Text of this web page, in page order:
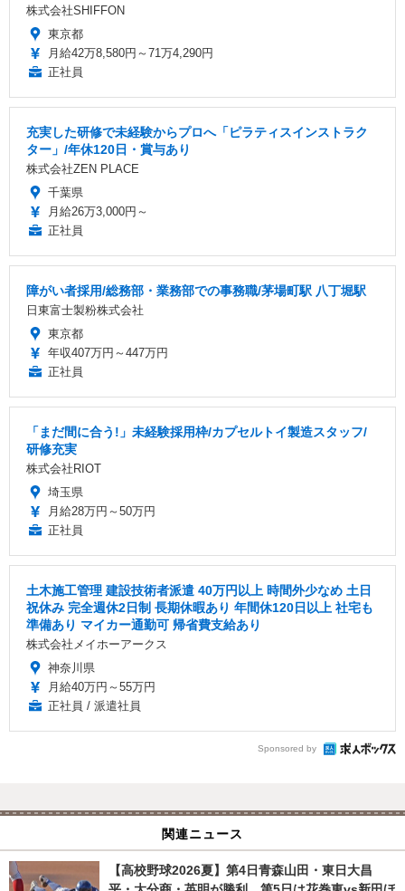
株式会社SHIFFON
東京都
月給42万8,580円～71万4,290円
正社員
充実した研修で未経験からプロへ「ピラティスインストラク
ター」/年休120日・賞与あり
株式会社ZEN PLACE
千葉県
月給26万3,000円～
正社員
障がい者採用/総務部・業務部での事務職/茅場町駅 八丁堀駅
日東富士製粉株式会社
東京都
年収407万円～447万円
正社員
「まだ間に合う!」未経験採用枠/カプセルトイ製造スタッフ/
研修充実
株式会社RIOT
埼玉県
月給28万円～50万円
正社員
土木施工管理 建設技術者派遣 40万円以上 時間外少なめ 土日
祝休み 完全週休2日制 長期休暇あり 年間休120日以上 社宅も
準備あり マイカー通勤可 帰省費支給あり
株式会社メイホーアークス
神奈川県
月給40万円～55万円
正社員 / 派遣社員
Sponsored by
関連ニュース
【高校野球2026夏】第4日青森山田・東日大昌